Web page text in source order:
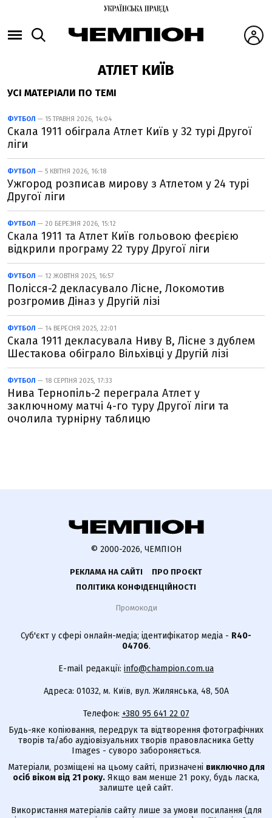
АТЛЕТ КИЇВ
УСІ МАТЕРІАЛИ ПО ТЕМІ
ФУТБОЛ — 15 ТРАВНЯ 2026, 14:04
Скала 1911 обіграла Атлет Київ у 32 турі Другої
ліги
ФУТБОЛ — 5 КВІТНЯ 2026, 16:18
Ужгород розписав мирову з Атлетом у 24 турі
Другої ліги
ФУТБОЛ — 20 БЕРЕЗНЯ 2026, 15:12
Скала 1911 та Атлет Київ гольовою феєрією
відкрили програму 22 туру Другої ліги
ФУТБОЛ — 12 ЖОВТНЯ 2025, 16:57
Полісся-2 декласувало Лісне, Локомотив
розгромив Діназ у Другій лізі
ФУТБОЛ — 14 ВЕРЕСНЯ 2025, 22:01
Скала 1911 декласувала Ниву В, Лісне з дублем
Шестакова обіграло Вільхівці у Другій лізі
ФУТБОЛ — 18 СЕРПНЯ 2025, 17:33
Нива Тернопіль-2 переграла Атлет у
заключному матчі 4-го туру Другої ліги та
очолила турнірну таблицю
© 2000-2026, ЧЕМПІОН
РЕКЛАМА НА САЙТІ
ПРО ПРОЄКТ
ПОЛІТИКА КОНФІДЕНЦІЙНОСТІ
Промокоди
Суб'єкт у сфері онлайн-медіа; ідентифікатор медіа - R40-
04706.
E-mail редакції: info@champion.com.ua
Адреса: 01032, м. Київ, вул. Жилянська, 48, 50А
Телефон: +380 95 641 22 07
Будь-яке копіювання, передрук та відтворення фотографічних
творів та/або аудіовізуальних творів правовласника Getty
Images - суворо забороняється.
Матеріали, розміщені на цьому сайті, призначені виключно для
осіб віком від 21 року. Якщо вам менше 21 року, будь ласка,
залиште цей сайт.
Використання матеріалів сайту лише за умови посилання (для